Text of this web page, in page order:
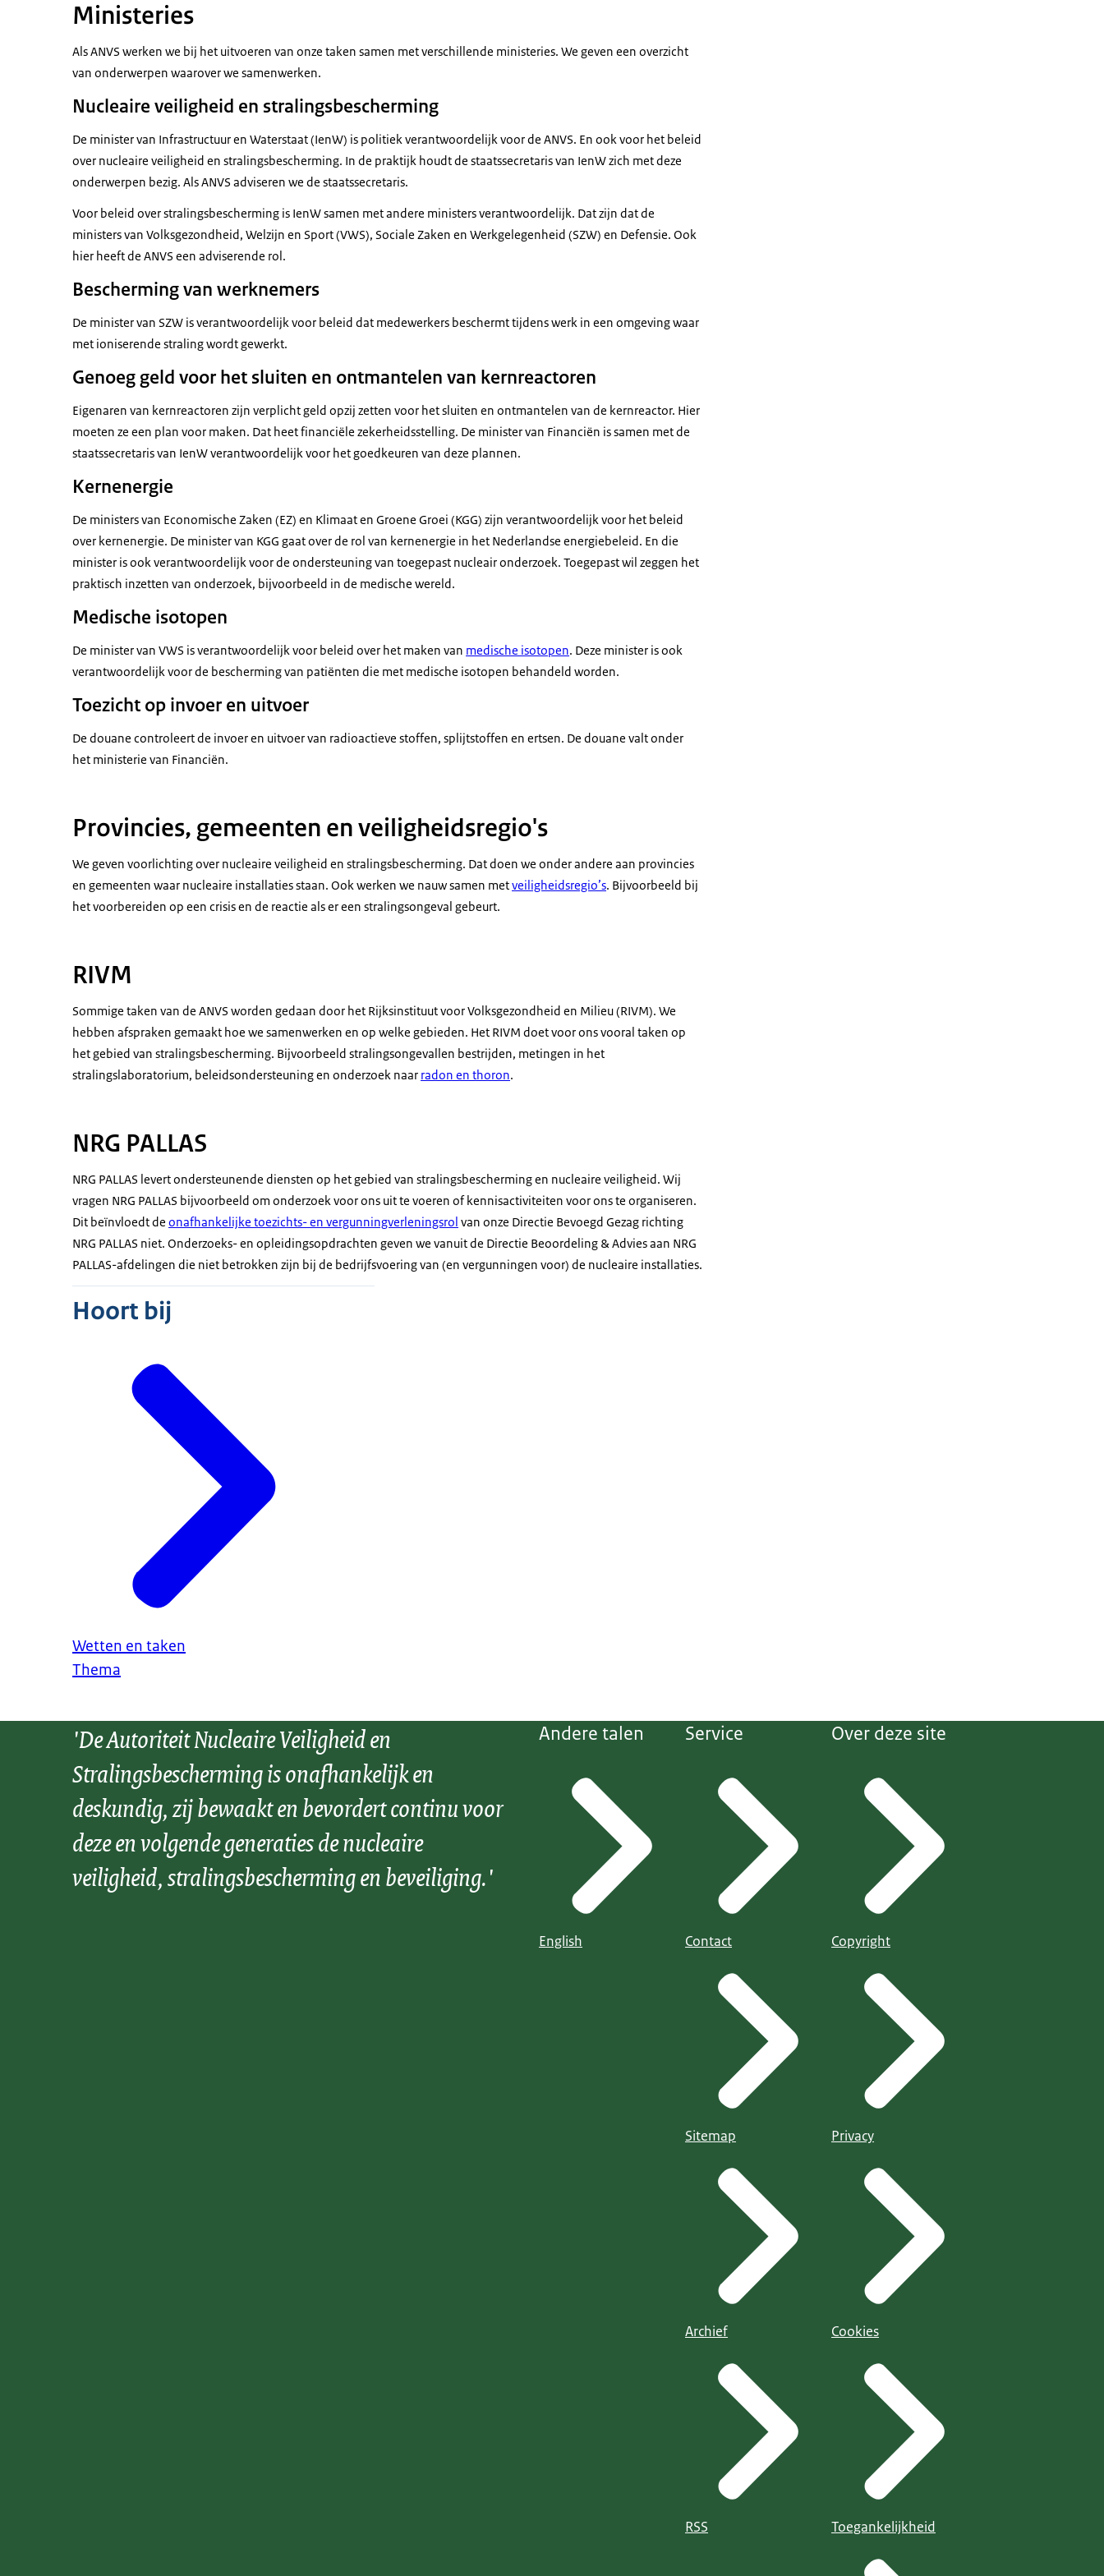
Ministeries
Als ANVS werken we bij het uitvoeren van onze taken samen met verschillende ministeries. We geven een overzicht
van onderwerpen waarover we samenwerken.
Nucleaire veiligheid en stralingsbescherming
De minister van Infrastructuur en Waterstaat (IenW) is politiek verantwoordelijk voor de ANVS. En ook voor het beleid
over nucleaire veiligheid en stralingsbescherming. In de praktijk houdt de staatssecretaris van IenW zich met deze
onderwerpen bezig. Als ANVS adviseren we de staatssecretaris.
Voor beleid over stralingsbescherming is IenW samen met andere ministers verantwoordelijk. Dat zijn dat de
ministers van Volksgezondheid, Welzijn en Sport (VWS), Sociale Zaken en Werkgelegenheid (SZW) en Defensie. Ook
hier heeft de ANVS een adviserende rol.
Bescherming van werknemers
De minister van SZW is verantwoordelijk voor beleid dat medewerkers beschermt tijdens werk in een omgeving waar
met ioniserende straling wordt gewerkt.
Genoeg geld voor het sluiten en ontmantelen van kernreactoren
Eigenaren van kernreactoren zijn verplicht geld opzij zetten voor het sluiten en ontmantelen van de kernreactor. Hier
moeten ze een plan voor maken. Dat heet financiële zekerheidsstelling. De minister van Financiën is samen met de
staatssecretaris van IenW verantwoordelijk voor het goedkeuren van deze plannen.
Kernenergie
De ministers van Economische Zaken (EZ) en Klimaat en Groene Groei (KGG) zijn verantwoordelijk voor het beleid
over kernenergie. De minister van KGG gaat over de rol van kernenergie in het Nederlandse energiebeleid. En die
minister is ook verantwoordelijk voor de ondersteuning van toegepast nucleair onderzoek. Toegepast wil zeggen het
praktisch inzetten van onderzoek, bijvoorbeeld in de medische wereld.
Medische isotopen
De minister van VWS is verantwoordelijk voor beleid over het maken van medische isotopen. Deze minister is ook
verantwoordelijk voor de bescherming van patiënten die met medische isotopen behandeld worden.
Toezicht op invoer en uitvoer
De douane controleert de invoer en uitvoer van radioactieve stoffen, splijtstoffen en ertsen. De douane valt onder
het ministerie van Financiën.
Provincies, gemeenten en veiligheidsregio's
We geven voorlichting over nucleaire veiligheid en stralingsbescherming. Dat doen we onder andere aan provincies
en gemeenten waar nucleaire installaties staan. Ook werken we nauw samen metveiligheidsregio’s. Bijvoorbeeld bij
het voorbereiden op een crisis en de reactie als er een stralingsongeval gebeurt.
RIVM
Sommige taken van de ANVS worden gedaan door het Rijksinstituut voor Volksgezondheid en Milieu (RIVM). We
hebben afspraken gemaakt hoe we samenwerken en op welke gebieden. Het RIVM doet voor ons vooral taken op
het gebied van stralingsbescherming. Bijvoorbeeld stralingsongevallen bestrijden, metingen in het
stralingslaboratorium, beleidsondersteuning en onderzoek naar radon en thoron.
NRG PALLAS
NRG PALLAS levert ondersteunende diensten op het gebied van stralingsbescherming en nucleaire veiligheid. Wij
vragen NRG PALLAS bijvoorbeeld om onderzoek voor ons uit te voeren of kennisactiviteiten voor ons te organiseren.
Dit beïnvloedt de onafhankelijke toezichts- en vergunningverleningsrol van onze Directie Bevoegd Gezag richting
NRG PALLAS niet. Onderzoeks- en opleidingsopdrachten geven we vanuit de Directie Beoordeling & Advies aan NRG
PALLAS-afdelingen die niet betrokken zijn bij de bedrijfsvoering van (en vergunningen voor) de nucleaire installaties.
Hoort bij
Wetten en taken
Thema
'De Autoriteit Nucleaire Veiligheid en
Stralingsbescherming is onafhankelijk en
deskundig, zij bewaakt en bevordert continu voor
deze en volgende generaties de nucleaire
veiligheid, stralingsbescherming en beveiliging.'
Andere talen
English
Service
Contact
Sitemap
Archief
RSS
Over deze site
Copyright
Privacy
Cookies
Toegankelijkheid